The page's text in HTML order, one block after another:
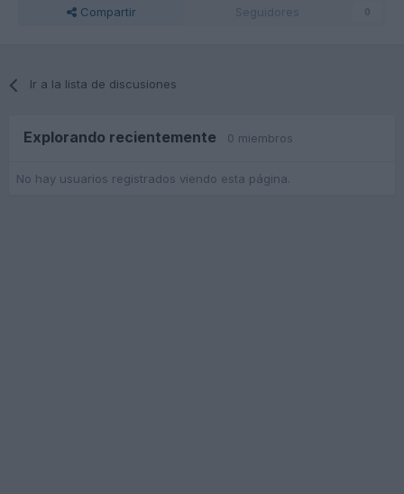
Compartir Seguidores 0
Ir a la lista de discusiones
Explorando recientemente 0 miembros
No hay usuarios registrados viendo esta página.